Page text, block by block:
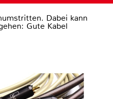
Dabei kann
Gute Kabel